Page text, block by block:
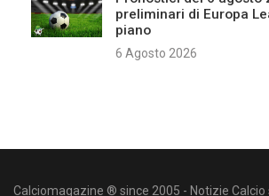
preliminari di Europa
piano
6 Agosto 2026
Calciomagazine ® since 2005 - Notizie Calcio